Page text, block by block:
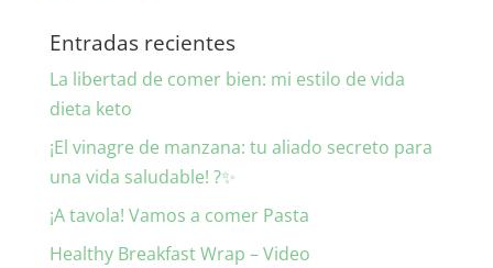
Entradas recientes
La libertad de comer bien: mi estilo de vida
dieta keto
¡El vinagre de manzana: tu aliado secreto para
una vida saludable! ?✨
¡A tavola! Vamos a comer Pasta
Healthy Breakfast Wrap – Video